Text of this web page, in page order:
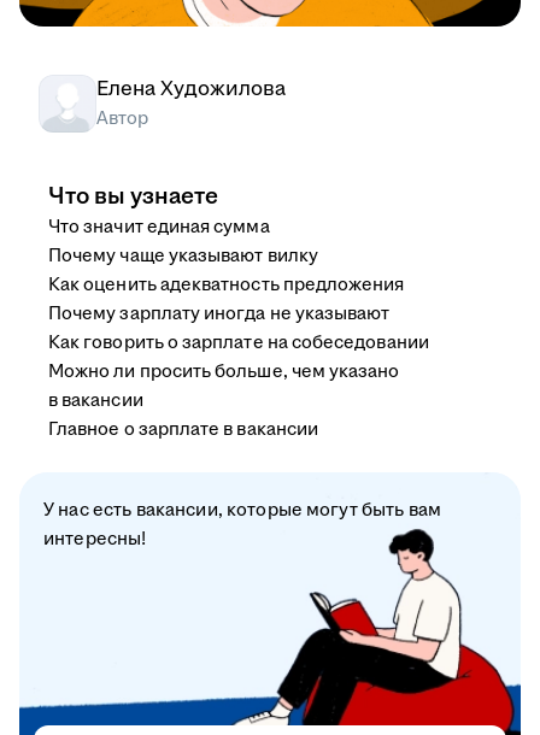
Елена Художилова
Автор
Что вы узнаете
Что значит единая сумма
Почему чаще указывают вилку
Как оценить адекватность предложения
Почему зарплату иногда не указывают
Как говорить о зарплате на собеседовании
Можно ли просить больше, чем указано
в вакансии
Главное о зарплате в вакансии
У нас есть вакансии, которые могут быть вам
интересны!